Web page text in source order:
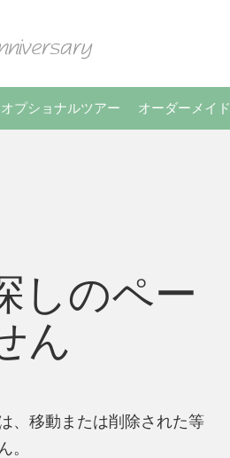
オプショナルツアー オーダーメイド
しのペー
ん
、移動または削除された等
。